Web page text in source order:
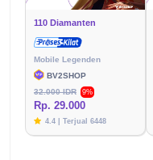
110 Diamanten
Mobile Legenden
BV2SHOP
32.000 IDR
9%
Rp. 29.000
4.4 | Terjual 6448